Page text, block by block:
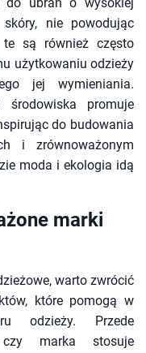
do ubrań o wysokiej
nie powodując
te są również często
użytkowaniu odzieży
jej wymieniania.
promuje
do budowania
i zrównoważonym
moda i ekologia idą
marki
warto zwrócić
które pomogą w
odzieży. Przede
marka stosuje